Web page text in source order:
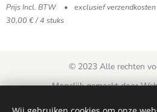
Prijs Incl. BTW
exclusief verzendkosten
30,00 € / 4 stuks
© 2023 Alle rechten
Mogelijk gemaakt door